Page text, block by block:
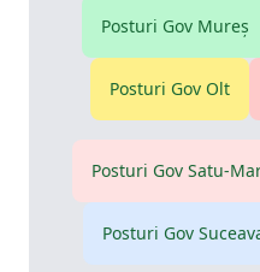
Posturi Gov Mureş
Posturi Gov Olt
Posturi Gov Satu-
Posturi Gov